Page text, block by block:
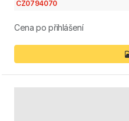
CZ0794070
Cena po přihlášení